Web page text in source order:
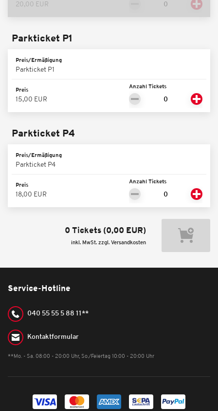
20,00 EUR
Parkticket P1
Preis/Ermäßigung
Parkticket P1
Preis
15,00 EUR
Anzahl Tickets
Parkticket P4
Preis/Ermäßigung
Parkticket P4
Preis
18,00 EUR
Anzahl Tickets
0 Tickets (0,00 EUR)
inkl. MwSt. zzgl. Versandkosten
Service-Hotline
040 55 55 5 88 11**
Kontaktformular
**Mo. - Sa. 08:00 - 20:00 Uhr, So./Feiertag 10:00 - 20:00 Uhr